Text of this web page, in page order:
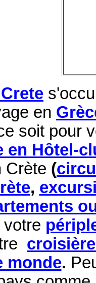
en
soit pour
en Hôtel-
Crète (
,
votre
monde.